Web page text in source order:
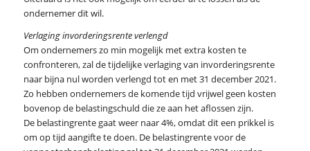
ondernemer dit wil.
Verlaging invorderingsrente verlengd
Om ondernemers zo min mogelijk met extra kosten te
confronteren, zal de tijdelijke verlaging van invorderingsrente
naar bijna nul worden verlengd tot en met 31 december 2021.
Zo hebben ondernemers de komende tijd vrijwel geen kosten
bovenop de belastingschuld die ze aan het aflossen zijn.
De belastingrente gaat weer naar 4%, omdat dit een prikkel is
om op tijd aangifte te doen. De belastingrente voor de